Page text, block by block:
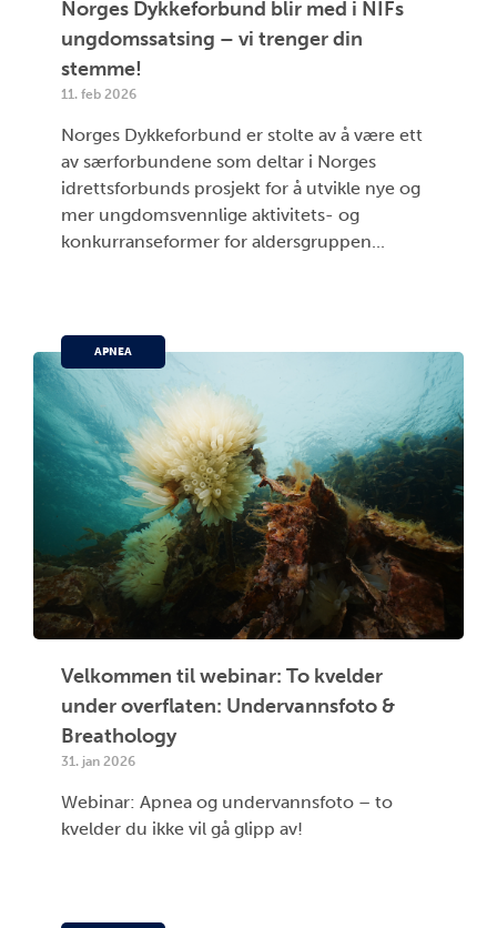
Norges Dykkeforbund blir med i NIFs
ungdomssatsing – vi trenger din
stemme!
11. feb 2026
Norges Dykkeforbund er stolte av å være ett
av særforbundene som deltar i Norges
idrettsforbunds prosjekt for å utvikle nye og
mer ungdomsvennlige aktivitets- og
konkurranseformer for aldersgruppen...
APNEA
Velkommen til webinar: To kvelder
under overflaten: Undervannsfoto &
Breathology
31. jan 2026
Webinar: Apnea og undervannsfoto – to
kvelder du ikke vil gå glipp av!